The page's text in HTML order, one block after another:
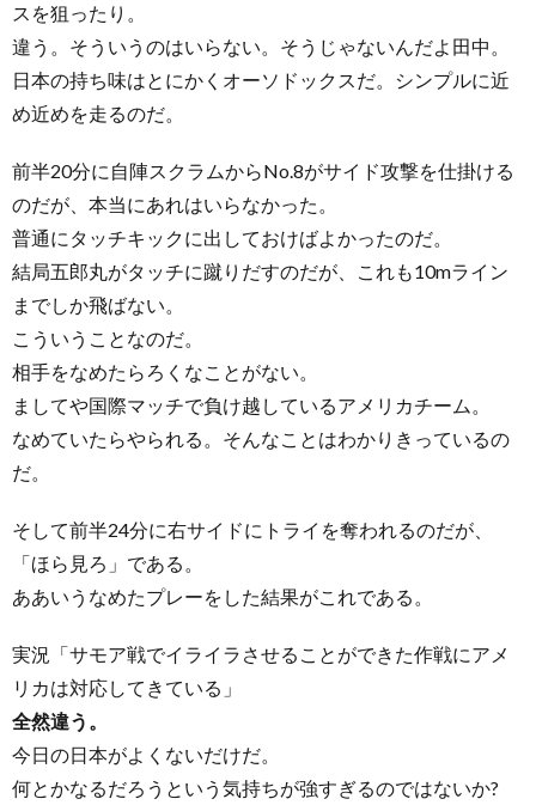
スを狙ったり。
違う。そういうのはいらない。そうじゃないんだよ田中。
日本の持ち味はとにかくオーソドックスだ。シンプルに近
め近めを走るのだ。
前半20分に自陣スクラムからNo.8がサイド攻撃を仕掛ける
のだが、本当にあれはいらなかった。
普通にタッチキックに出しておけばよかったのだ。
結局五郎丸がタッチに蹴りだすのだが、これも10mライン
までしか飛ばない。
こういうことなのだ。
相手をなめたらろくなことがない。
ましてや国際マッチで負け越しているアメリカチーム。
なめていたらやられる。そんなことはわかりきっているの
だ。
そして前半24分に右サイドにトライを奪われるのだが、
「ほら見ろ」である。
ああいうなめたプレーをした結果がこれである。
実況「サモア戦でイライラさせることができた作戦にアメ
リカは対応してきている」
全然違う。
今日の日本がよくないだけだ。
何とかなるだろうという気持ちが強すぎるのではないか?